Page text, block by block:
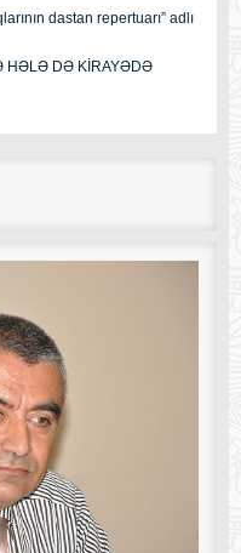
dastan repertuarı” adlı
HƏLƏ DƏ KİRAYƏDƏ